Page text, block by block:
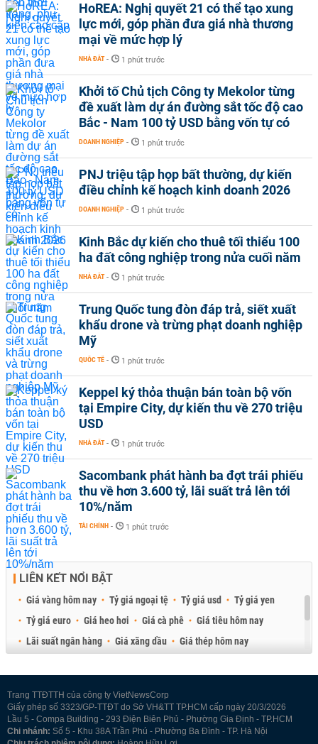
HoREA: Nghị quyết 21 có thể tạo xung
lực mới, góp phần đưa giá nhà thương
mại về mức hợp lý
NHÀ ĐẤT - 1 phút trước
Khởi tố Chủ tịch Công ty Mekolor từng
đề xuất làm dự án đường sắt tốc độ cao
Bắc - Nam 100 tỷ USD bằng vốn tự có
DOANH NGHIỆP - 1 phút trước
PNJ triệu tập họp bất thường, dự kiến
điều chỉnh kế hoạch kinh doanh 2026
DOANH NGHIỆP - 1 phút trước
Kinh Bắc dự kiến cho thuê tối thiểu 100
ha đất công nghiệp trong nửa cuối năm
NHÀ ĐẤT - 1 phút trước
Trung Quốc tung đòn đáp trả, siết xuất
khẩu drone và trừng phạt doanh nghiệp
Mỹ
QUỐC TẾ - 1 phút trước
Keppel ký thỏa thuận bán toàn bộ vốn
tại Empire City, dự kiến thu về 270 triệu
USD
NHÀ ĐẤT - 1 phút trước
Sacombank phát hành ba đợt trái phiếu
thu về hơn 3.600 tỷ, lãi suất trả lên tới
10%/năm
TÀI CHÍNH - 1 phút trước
LIÊN KẾT NỔI BẬT
Giá vàng hôm nay Tỷ giá ngoại tệ Tỷ giá usd
Tỷ giá yen
Tỷ giá euro
Giá heo hơi Giá cà phê
Giá tiêu hôm nay
Lãi suất ngân hàng
Giá xăng dầu
Giá thép hôm nay
Trang TTĐTTH của công ty VietNewsCorp
Giấy phép số 3323/GP-TTĐT do Sở VH&TT TP.HCM cấp ngày 20/3/2026
Lầu 5 - Compa Building - 293 Điện Biên Phủ - Phường Gia Định - TP.HCM
Chi nhánh: Số 5 - Khu 38A Trần Phú - Phường Ba Đình - TP. Hà Nội